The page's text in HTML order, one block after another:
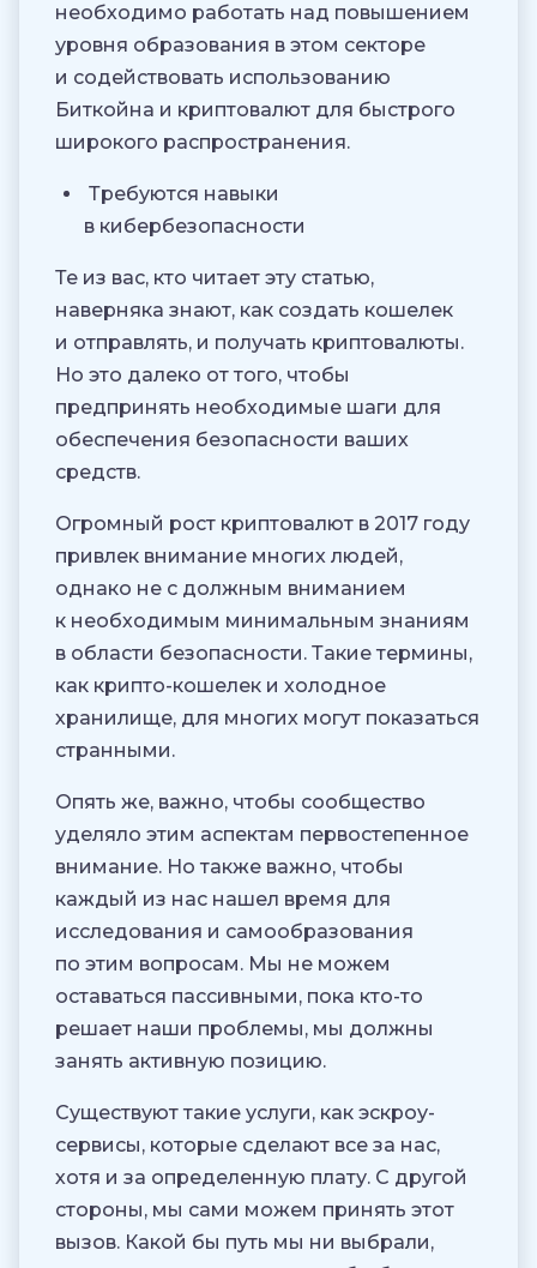
необходимо работать над повышением
уровня образования в этом секторе
и содействовать использованию
Биткойна и криптовалют для быстрого
широкого распространения.
Требуются навыки
в кибербезопасности
Те из вас, кто читает эту статью,
наверняка знают, как создать кошелек
и отправлять, и получать криптовалюты.
Но это далеко от того, чтобы
предпринять необходимые шаги для
обеспечения безопасности ваших
средств.
Огромный рост криптовалют в 2017 году
привлек внимание многих людей,
однако не с должным вниманием
к необходимым минимальным знаниям
в области безопасности. Такие термины,
как крипто-кошелек и холодное
хранилище, для многих могут показаться
странными.
Опять же, важно, чтобы сообщество
уделяло этим аспектам первостепенное
внимание. Но также важно, чтобы
каждый из нас нашел время для
исследования и самообразования
по этим вопросам. Мы не можем
оставаться пассивными, пока кто-то
решает наши проблемы, мы должны
занять активную позицию.
Существуют такие услуги, как эскроу-
сервисы, которые сделают все за нас,
хотя и за определенную плату. С другой
стороны, мы сами можем принять этот
вызов. Какой бы путь мы ни выбрали,